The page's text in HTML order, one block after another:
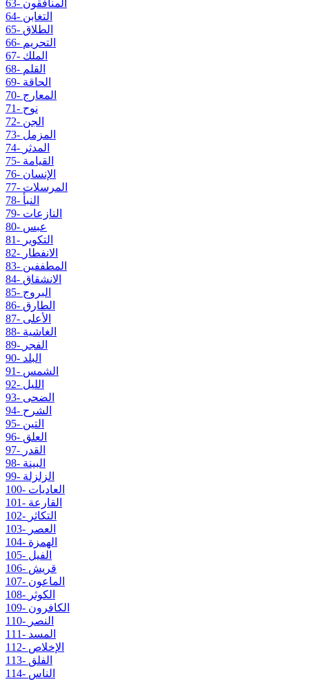
63- المنافقون
64- التغابن
65- الطلاق
66- التحريم
67- الملك
68- القلم
69- الحاقة
70- المعارج
71- نوح
72- الجن
73- المزمل
74- المدثر
75- القيامة
76- الإنسان
77- المرسلات
78- النبأ
79- النازعات
80- عبس
81- التكوير
82- الانفطار
83- المطففين
84- الانشقاق
85- البروج
86- الطارق
87- الأعلى
88- الغاشية
89- الفجر
90- البلد
91- الشمس
92- الليل
93- الضحى
94- الشرح
95- التين
96- العلق
97- القدر
98- البينة
99- الزلزلة
100- العاديات
101- القارعة
102- التكاثر
103- العصر
104- الهمزة
105- الفيل
106- قريش
107- الماعون
108- الكوثر
109- الكافرون
110- النصر
111- المسد
112- الإخلاص
113- الفلق
114- الناس